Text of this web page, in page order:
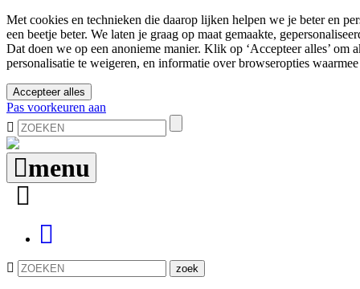
Met cookies en technieken die daarop lijken helpen we je beter en
een beetje beter. We laten je graag op maat gemaakte,
Dat doen we op een anonieme manier. Klik op ‘Accepteer alles’
personalisatie te weigeren, en informatie over browseropties
Accepteer alles
Pas voorkeuren aan
menu